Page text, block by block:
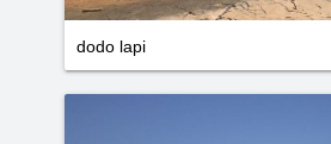
dodo lapi